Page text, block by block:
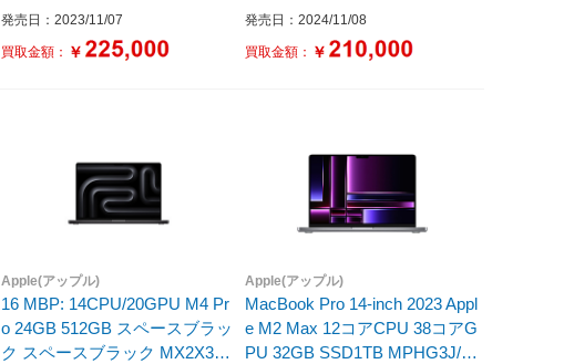
ルバー
発売日：2023/11/07
買取金額： ￥
J/A ［14.0型 /Mac OS /Apple M
4 /メモリ：24GB /SSD：1TB /
無し /日本語版キーボード /202
発売日：2024/11/08
買取金額： ￥
Apple(アップル)
16 MBP: 14CPU/20GPU M4 Pr
o 24GB 512GB スペースブラッ
ク スペースブラック MX2X3J/
Apple(アップル)
MacBook Pro 14-inch 2023 Appl
e M2 Max 12コアCPU 38コアG
PU 32GB SSD1TB MPHG3J/A